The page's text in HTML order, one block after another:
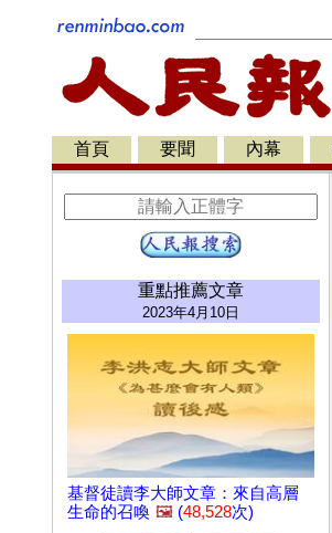
首頁 要聞 內幕
重點推薦文章
2023年4月10日
基督徒讀李大師文章：來自高層
生命的召喚 🖼️ (48,528次)